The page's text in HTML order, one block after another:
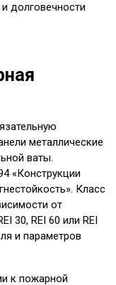
долговечности
металлические
ваты.
«Конструкции
Класс
от
30, REI 60 или REI
и параметров
к пожарной